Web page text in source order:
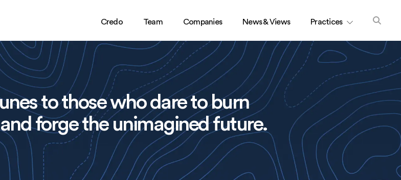
Credo Team Companies News & Views Practices
to those who dare to burn
forge the unimagined future.